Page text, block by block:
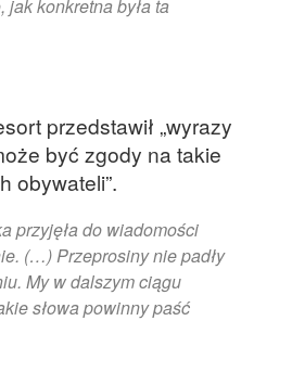
jak konkretna była ta
przedstawił „wyrazy
być zgody na takie
obywateli”.
przyjęła do wiadomości
(…) Przeprosiny nie padły
My w dalszym ciągu
słowa powinny paść